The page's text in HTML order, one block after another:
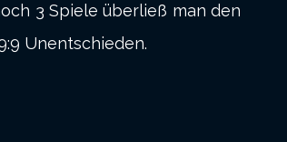
3 Spiele überließ man den
Unentschieden.